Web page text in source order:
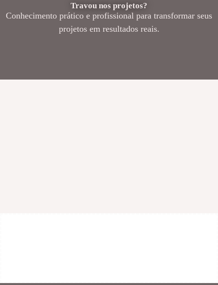
Travou nos projetos?
Conhecimento prático e profissional para transformar seus
projetos em resultados reais.